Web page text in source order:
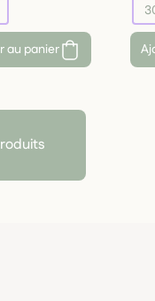
au panier